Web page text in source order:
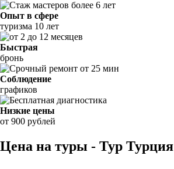
Опыт в сфере
туризма 10 лет
Быстрая
бронь
Соблюдение
графиков
Низкие цены
от 900 рублей
Цена на туры - Тур Турция